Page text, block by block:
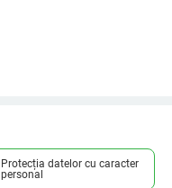
Protecția datelor cu caracter
personal